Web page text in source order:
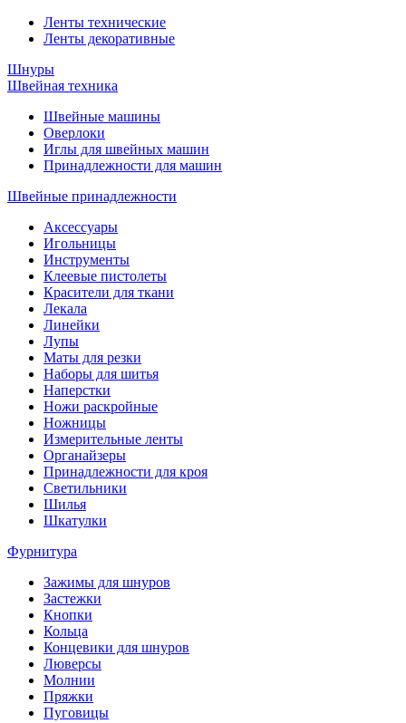
Ленты технические
Ленты декоративные
Шнуры
Швейная техника
Швейные машины
Оверлоки
Иглы для швейных машин
Принадлежности для машин
Швейные принадлежности
Аксессуары
Игольницы
Инструменты
Клеевые пистолеты
Красители для ткани
Лекала
Линейки
Лупы
Маты для резки
Наборы для шитья
Наперстки
Ножи раскройные
Ножницы
Измерительные ленты
Органайзеры
Принадлежности для кроя
Светильники
Шилья
Шкатулки
Фурнитура
Зажимы для шнуров
Застежки
Кнопки
Кольца
Концевики для шнуров
Люверсы
Молнии
Пряжки
Пуговицы